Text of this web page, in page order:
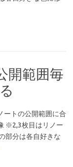
開範囲毎
ートの公開範囲に合
※2,3枚目はリノー
部分は各自好きな